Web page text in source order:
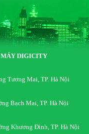
hành ổn định, tiết
tủ lạnh Hitachi R-
vẫn đảm bảo khả
DIGICITY
Tương Mai, TP. Hà Nội
Bạch Mai, TP. Hà Nội
Khương Đình, TP. Hà Nội